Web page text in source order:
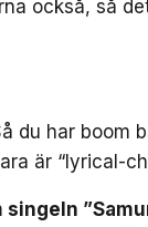
också, så
du har boom
är “lyrical-